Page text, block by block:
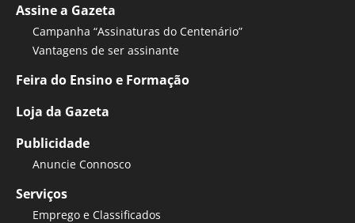
Assine a Gazeta
Campanha “Assinaturas do Centenário”
Vantagens de ser assinante
Feira do Ensino e Formação
Loja da Gazeta
Publicidade
Anuncie Connosco
Serviços
Emprego e Classificados